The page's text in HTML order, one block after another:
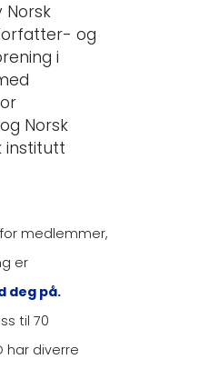
Norsk
og
i
Norsk
institutt
medlemmer,
er
deg på.
til 70
har diverre